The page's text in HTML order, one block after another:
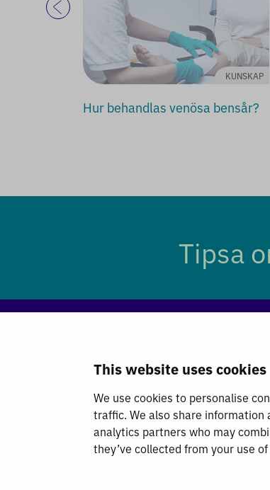
This website uses cookies
We use cookies to personalise
traffic. We also share information
analytics partners who may
they’ve collected from your use
KUNSKAP
Hur behandlas venösa bensår?
Tipsa
DryMax Soft
Absorbest Super
Foam
DryMax Border
DryMax Non Sterile